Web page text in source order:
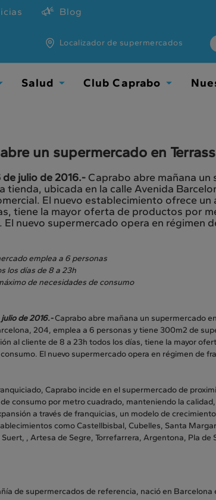
Blog
Localizador de supermercados
Salud Club Caprabo
un supermercado en
julio de 2016.- Caprabo abre mañana un
tienda, ubicada en la calle Avenida
El nuevo establecimiento ofrece
tiene la mayor oferta de productos por
El nuevo supermercado opera en régimen
emplea a 6 personas
los días de 8 a 23h
de necesidades de consumo
de 2016.-Caprabo abre mañana un supermercado
204, emplea a 6 personas y tiene 300m2 de
al cliente de 8 a 23h todos los días, tiene la mayor
El nuevo supermercado opera en régimen de
Caprabo incide en el supermercado de
consumo por metro cuadrado, manteniendo la
a través de franquicias, un modelo de
como Castellbisbal, Cubelles, Santa
Suert, , Artesa de Segre, Torrefarrera, Argentona, Pla de
de supermercados de referencia, nació en